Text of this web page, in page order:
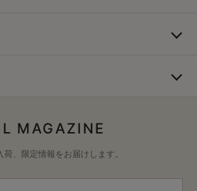
MAGAZINE
荷、限定情報をお届けします。